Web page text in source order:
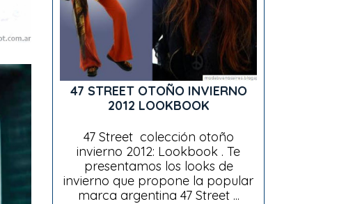
47 STREET OTOÑO INVIERNO
2012 LOOKBOOK
47 Street colección otoño
invierno 2012: Lookbook . Te
presentamos los looks de
invierno que propone la popular
marca argentina 47 Street ...